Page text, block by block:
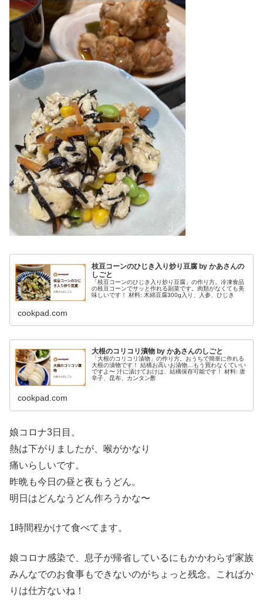
枝豆コーンのひじき入り炒り豆腐 by かあさんの
しごと
「枝豆コーンのひじき入り炒り豆腐」の作り方。冷凍食品
の枝豆コーンでサッと作れる副菜です。肉類がなくても美
味しいです！ 材料: 木綿豆腐300g入り、人参、ひじき
cookpad.com
大根のコリコリ漬物 by かあさんのしごと
「大根のコリコリ漬物」の作り方。おうちで簡単に作れる
大根の漬物です！ 結構お高いお漬物…もう買わなくていい
ですよ〜 汁に漬けておけは、結構保存可能です！ 材料: 唐
辛子、昆布、カンタン酢
cookpad.com
娘コロナ3日目。
熱は下がりましたが、喉がかなり
痛いらしいです。
昨晩も今日の昼と夜もうどん。
明日はどんなうどん作ろうかな〜
1時間程かけて食べてます。
娘コロナ感染で、息子が帰省しているにもかかわらず家族
みんなでのお食事もできないのがちょっと残念。こればか
りは仕方ないね！